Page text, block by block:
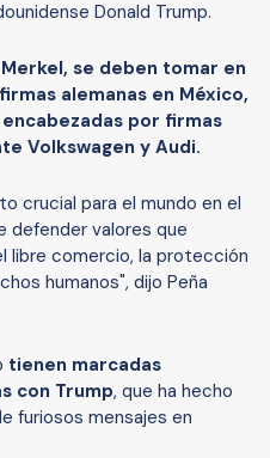
Donald Trump.
se deben tomar en
alemanas en México,
por firmas
Volkswagen y Audi.
crucial para el mundo en el
defender valores que
libre comercio, la protección
humanos", dijo Peña
tienen marcadas
con Trump, que ha hecho
furiosos mensajes en